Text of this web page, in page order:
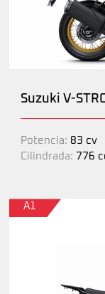
Suzuki V-
Potencia: 83 cv
Cilindrada: 776
A1